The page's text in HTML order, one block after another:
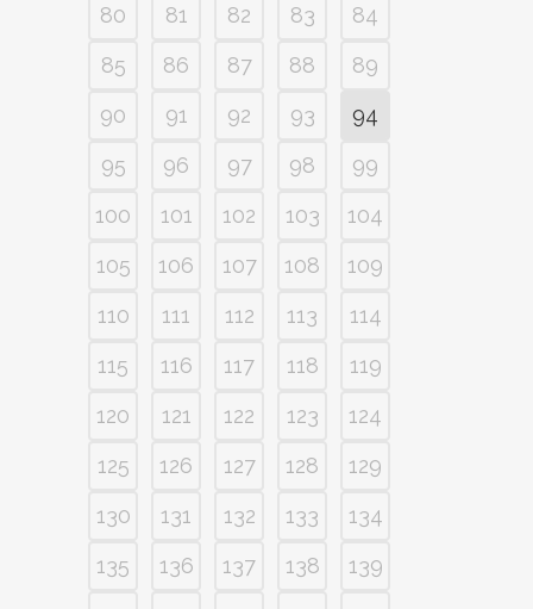
80
81 82 83
84
85
86 87 88
89
90
91 92 93
94
95
96 97 98
99
100
101 102 103
104
105
106 107 108
109
110
111 112 113
114
115
116 117 118
119
120
121 122 123
124
125
126 127 128
129
130
131 132 133
134
135
136 137 138
139